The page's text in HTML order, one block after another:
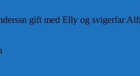
gift med Elly og svigerfar